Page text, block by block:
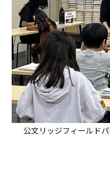
公文リッジフィールド